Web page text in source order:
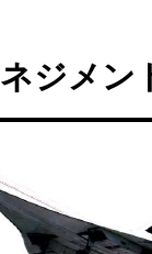
ジメン